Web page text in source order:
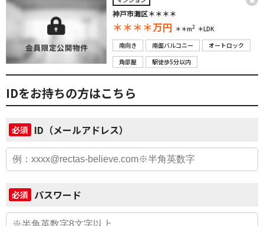
神戸市灘区＊＊＊＊
＊＊＊＊万円 ＊＊m2 ＊LDK
南向き
南面バルコニー
オートロック
角部屋
駅徒歩5分以内
IDをお持ちの方はこちら
必須 ID（メールアドレス）
必須 パスワード